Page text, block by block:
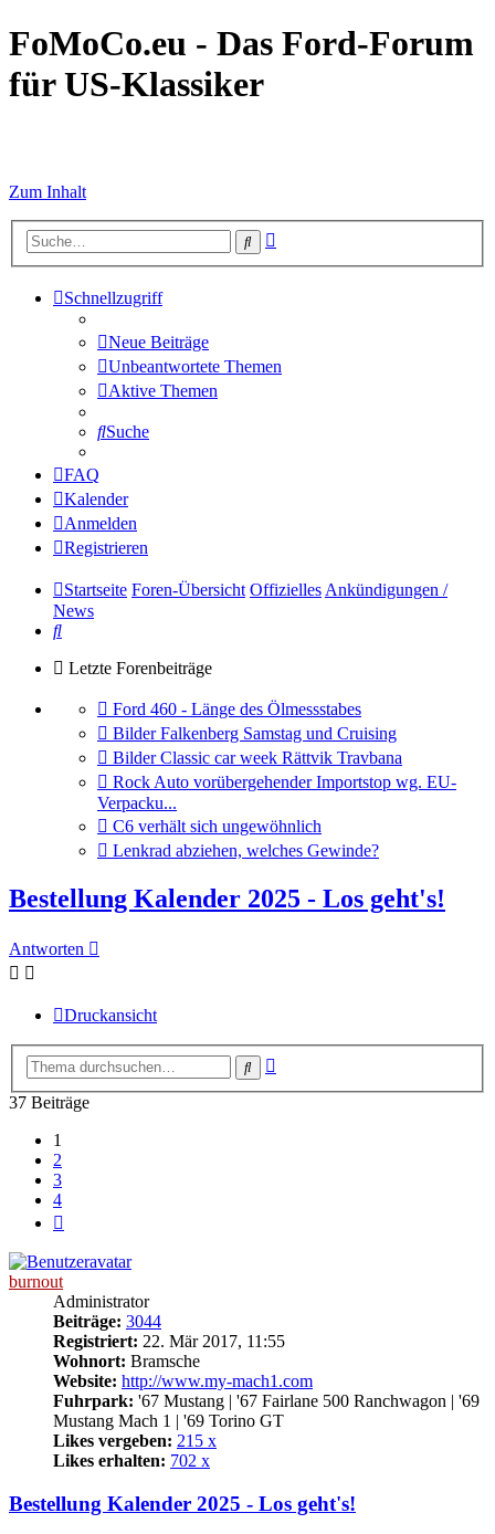
FoMoCo.eu - Das Ford-Forum
für US-Klassiker
Zum Inhalt
Suche
Schnellzugriff
Neue Beiträge
Unbeantwortete Themen
Aktive Themen
Suche
FAQ
Kalender
Anmelden
Registrieren
Startseite Foren-Übersicht Offizielles Ankündigungen /
News
Suche
Letzte Forenbeiträge
Gehe
zum
letzten
Beitrag
Ford 460 - Länge des Ölmessstabes
Gehe
zum
letzten
Beitrag
Bilder Falkenberg Samstag und Cruising
Gehe
zum
letzten
Beitrag
Bilder Classic car week Rättvik Travbana
Gehe
zum
letzten
Beitrag
Rock Auto vorübergehender Importstop wg. EU-
Verpacku...
Gehe
zum
letzten
C6 verhält sich ungewöhnlich
Gehe
letzten
Beitrag
Lenkrad abziehen, welches Gewinde?
Bestellung Kalender 2025 - Los geht's!
Antworten
Druckansicht
Suche
37 Beiträge
1
2
3
4
burnout
Administrator
Beiträge: 3044
Registriert: 22. Mär 2017, 11:55
Wohnort: Bramsche
Website: http://www.my-mach1.com
Fuhrpark: '67 Mustang | '67 Fairlane 500 Ranchwagon | '69
Mustang Mach 1 | '69 Torino GT
Likes vergeben: 215 x
Likes erhalten: 702 x
Bestellung Kalender 2025 - Los geht's!